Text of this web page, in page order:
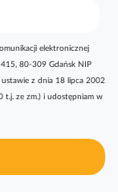
elektronicznej
80-309 Gdańsk NIP
z dnia 18 lipca 2002
t.j. ze zm.) i udostępniam w